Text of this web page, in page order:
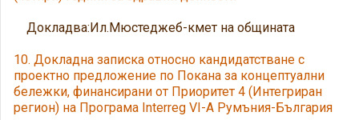
Докладва:Ил.Мюстеджеб-кмет на общината
10. Докладна записка относно кандидатстване с
проектно предложение по Покана за концептуални
бележки, финансирани от Приоритет 4 (Интегриран
регион) на Програма Interreg VI-A Румъния-България